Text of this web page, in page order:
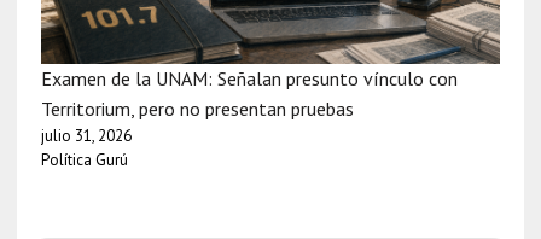
Examen de la UNAM: Señalan presunto vínculo con
Territorium, pero no presentan pruebas
julio 31, 2026
Política Gurú